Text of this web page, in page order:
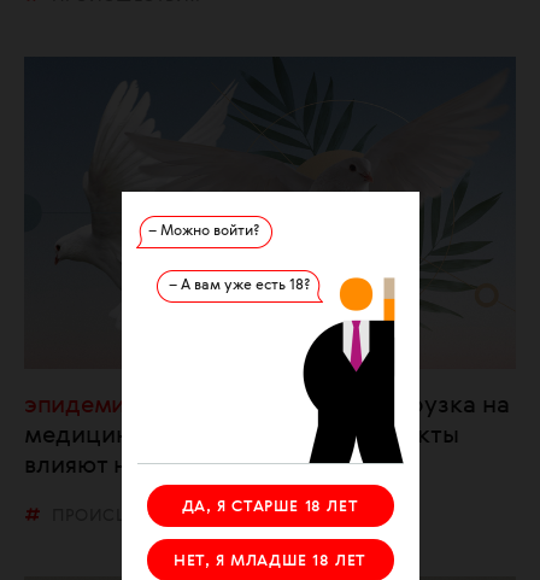
– Можно войти?
– А вам уже есть 18?
ДА, Я СТАРШЕ 18 ЛЕТ
НЕТ, Я МЛАДШЕ 18 ЛЕТ
эпидемия
Перебои с АРТ и нагрузка на
медицину — как военные конфликты
влияют на эпидемию ВИЧ в РФ
ПРОИСШЕСТВИЯ